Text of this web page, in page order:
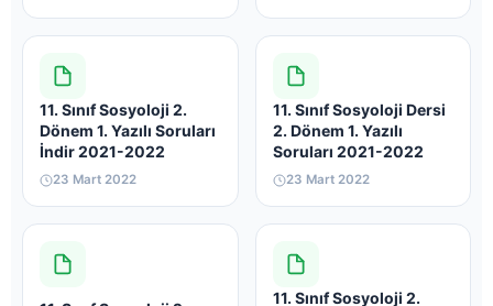
11. Sınıf Sosyoloji 2.
Dönem 1. Yazılı Soruları
İndir 2021-2022
23 Mart 2022
11. Sınıf Sosyoloji Dersi
2. Dönem 1. Yazılı
Soruları 2021-2022
23 Mart 2022
11. Sınıf Sosyoloji 2.